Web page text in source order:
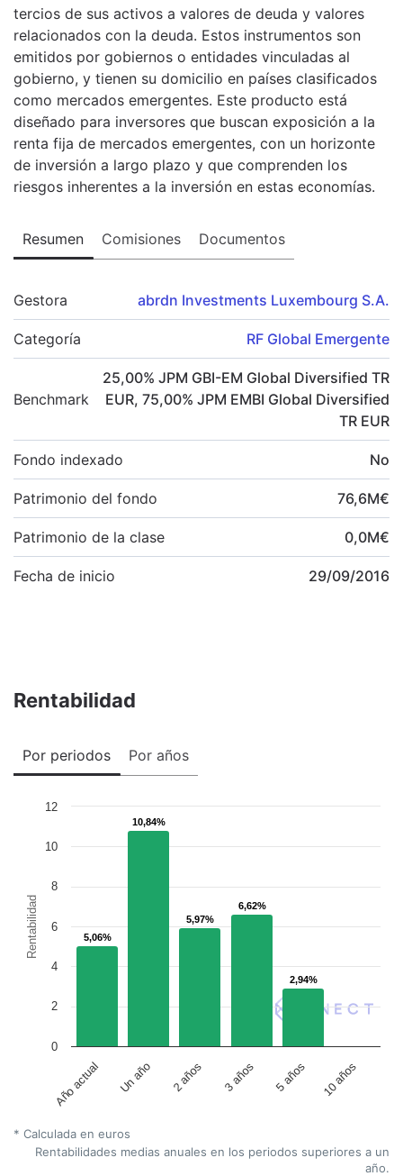
tercios de sus activos a valores de deuda y valores
relacionados con la deuda. Estos instrumentos son
emitidos por gobiernos o entidades vinculadas al
gobierno, y tienen su domicilio en países clasificados
como mercados emergentes. Este producto está
diseñado para inversores que buscan exposición a la
renta fija de mercados emergentes, con un horizonte
de inversión a largo plazo y que comprenden los
riesgos inherentes a la inversión en estas economías.
Resumen Comisiones Documentos
Gestora abrdn Investments Luxembourg S.A.
Categoría RF Global Emergente
Benchmark
25,00% JPM GBI-EM Global Diversified TR
EUR, 75,00% JPM EMBI Global Diversified
TR EUR
Fondo indexado No
Patrimonio del fondo 76,6M€
Patrimonio de la clase 0,0M€
Fecha de inicio 29/09/2016
Rentabilidad
Por periodos Por años
Rentabilidad 5,06%
5,06%
10,84%
10,84%
5,97%
5,97%
6,62%
6,62%
2,94%
2,94%
Año actual Un año 2 años 3 años 5 años 10 años
0
2
4
6
8
10
12
* Calculada en euros
Rentabilidades medias anuales en los periodos superiores a un
año.